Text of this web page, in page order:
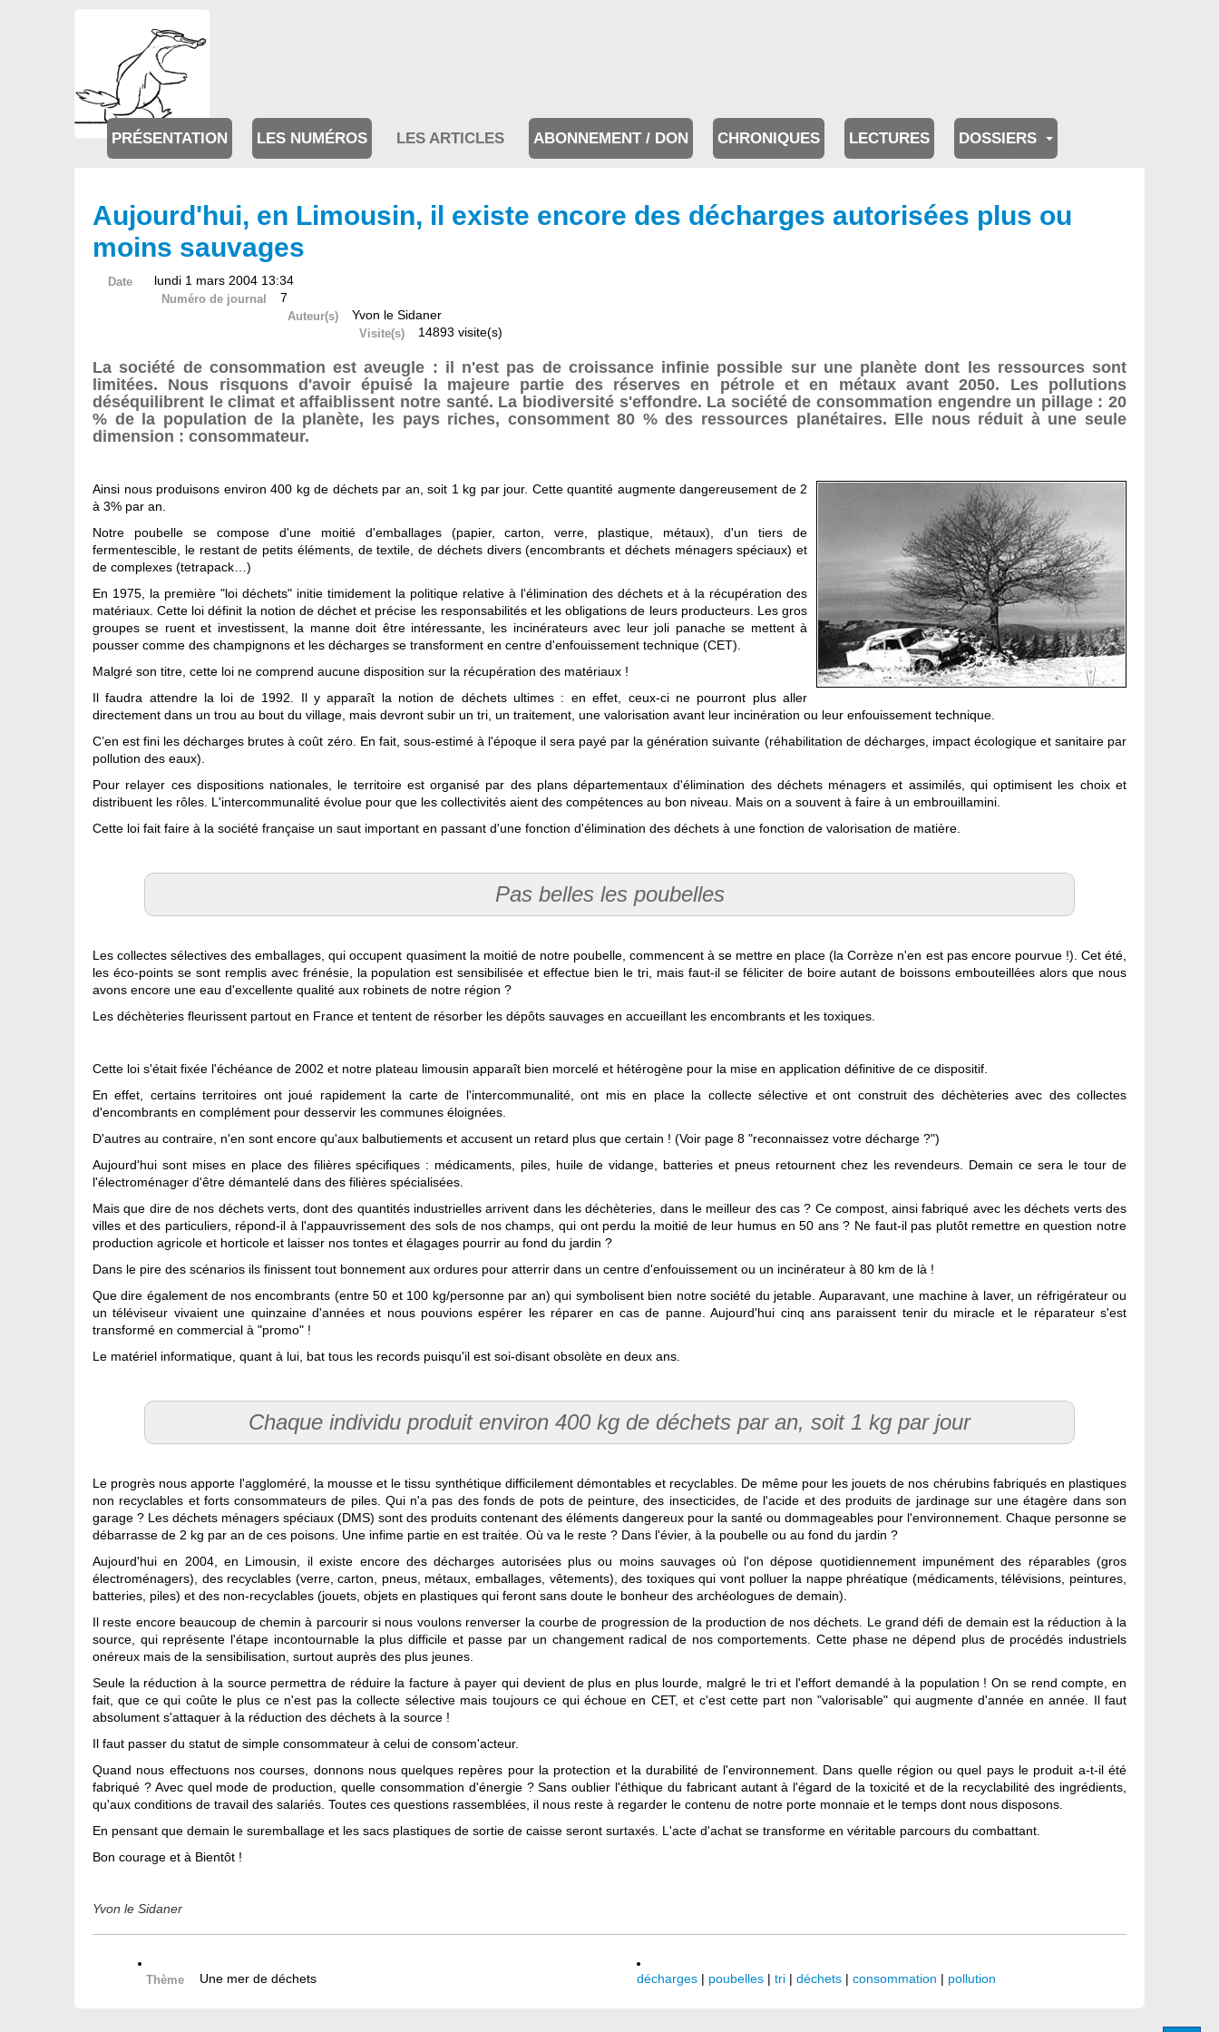
PRÉSENTATION LES NUMÉROS LES ARTICLES ABONNEMENT / DON CHRONIQUES LECTURES DOSSIERS
Aujourd'hui, en Limousin, il existe encore des décharges autorisées plus ou
moins sauvages
Date lundi 1 mars 2004 13:34
Numéro de journal 7
Auteur(s) Yvon le Sidaner
Visite(s) 14893 visite(s)
La société de consommation est aveugle : il n'est pas de croissance infinie possible sur une planète dont les ressources sont
limitées. Nous risquons d'avoir épuisé la majeure partie des réserves en pétrole et en métaux avant 2050. Les pollutions
déséquilibrent le climat et affaiblissent notre santé. La biodiversité s'effondre. La société de consommation engendre un pillage : 20
% de la population de la planète, les pays riches, consomment 80 % des ressources planétaires. Elle nous réduit à une seule
dimension : consommateur.
Ainsi nous produisons environ 400 kg de déchets par an, soit 1 kg par jour. Cette quantité augmente dangereusement de 2
à 3% par an.
Notre poubelle se compose d'une moitié d'emballages (papier, carton, verre, plastique, métaux), d'un tiers de
fermentescible, le restant de petits éléments, de textile, de déchets divers (encombrants et déchets ménagers spéciaux) et
de complexes (tetrapack…)
En 1975, la première "loi déchets" initie timidement la politique relative à l'élimination des déchets et à la récupération des
matériaux. Cette loi définit la notion de déchet et précise les responsabilités et les obligations de leurs producteurs. Les gros
groupes se ruent et investissent, la manne doit être intéressante, les incinérateurs avec leur joli panache se mettent à
pousser comme des champignons et les décharges se transforment en centre d'enfouissement technique (CET).
Malgré son titre, cette loi ne comprend aucune disposition sur la récupération des matériaux !
Il faudra attendre la loi de 1992. Il y apparaît la notion de déchets ultimes : en effet, ceux-ci ne pourront plus aller
directement dans un trou au bout du village, mais devront subir un tri, un traitement, une valorisation avant leur incinération ou leur enfouissement technique.
C’en est fini les décharges brutes à coût zéro. En fait, sous-estimé à l'époque il sera payé par la génération suivante (réhabilitation de décharges, impact écologique et sanitaire par
pollution des eaux).
Pour relayer ces dispositions nationales, le territoire est organisé par des plans départementaux d'élimination des déchets ménagers et assimilés, qui optimisent les choix et
distribuent les rôles. L'intercommunalité évolue pour que les collectivités aient des compétences au bon niveau. Mais on a souvent à faire à un embrouillamini.
Cette loi fait faire à la société française un saut important en passant d'une fonction d'élimination des déchets à une fonction de valorisation de matière.
Pas belles les poubelles
Les collectes sélectives des emballages, qui occupent quasiment la moitié de notre poubelle, commencent à se mettre en place (la Corrèze n'en est pas encore pourvue !). Cet été,
les éco-points se sont remplis avec frénésie, la population est sensibilisée et effectue bien le tri, mais faut-il se féliciter de boire autant de boissons embouteillées alors que nous
avons encore une eau d'excellente qualité aux robinets de notre région ?
Les déchèteries fleurissent partout en France et tentent de résorber les dépôts sauvages en accueillant les encombrants et les toxiques.
Cette loi s'était fixée l'échéance de 2002 et notre plateau limousin apparaît bien morcelé et hétérogène pour la mise en application définitive de ce dispositif.
En effet, certains territoires ont joué rapidement la carte de l'intercommunalité, ont mis en place la collecte sélective et ont construit des déchèteries avec des collectes
d'encombrants en complément pour desservir les communes éloignées.
D'autres au contraire, n'en sont encore qu'aux balbutiements et accusent un retard plus que certain ! (Voir page 8 "reconnaissez votre décharge ?")
Aujourd'hui sont mises en place des filières spécifiques : médicaments, piles, huile de vidange, batteries et pneus retournent chez les revendeurs. Demain ce sera le tour de
l'électroménager d'être démantelé dans des filières spécialisées.
Mais que dire de nos déchets verts, dont des quantités industrielles arrivent dans les déchèteries, dans le meilleur des cas ? Ce compost, ainsi fabriqué avec les déchets verts des
villes et des particuliers, répond-il à l'appauvrissement des sols de nos champs, qui ont perdu la moitié de leur humus en 50 ans ? Ne faut-il pas plutôt remettre en question notre
production agricole et horticole et laisser nos tontes et élagages pourrir au fond du jardin ?
Dans le pire des scénarios ils finissent tout bonnement aux ordures pour atterrir dans un centre d'enfouissement ou un incinérateur à 80 km de là !
Que dire également de nos encombrants (entre 50 et 100 kg/personne par an) qui symbolisent bien notre société du jetable. Auparavant, une machine à laver, un réfrigérateur ou
un téléviseur vivaient une quinzaine d'années et nous pouvions espérer les réparer en cas de panne. Aujourd'hui cinq ans paraissent tenir du miracle et le réparateur s'est
transformé en commercial à "promo" !
Le matériel informatique, quant à lui, bat tous les records puisqu'il est soi-disant obsolète en deux ans.
Chaque individu produit environ 400 kg de déchets par an, soit 1 kg par jour
Le progrès nous apporte l'aggloméré, la mousse et le tissu synthétique difficilement démontables et recyclables. De même pour les jouets de nos chérubins fabriqués en plastiques
non recyclables et forts consommateurs de piles. Qui n'a pas des fonds de pots de peinture, des insecticides, de l'acide et des produits de jardinage sur une étagère dans son
garage ? Les déchets ménagers spéciaux (DMS) sont des produits contenant des éléments dangereux pour la santé ou dommageables pour l'environnement. Chaque personne se
débarrasse de 2 kg par an de ces poisons. Une infime partie en est traitée. Où va le reste ? Dans l'évier, à la poubelle ou au fond du jardin ?
Aujourd'hui en 2004, en Limousin, il existe encore des décharges autorisées plus ou moins sauvages où l'on dépose quotidiennement impunément des réparables (gros
électroménagers), des recyclables (verre, carton, pneus, métaux, emballages, vêtements), des toxiques qui vont polluer la nappe phréatique (médicaments, télévisions, peintures,
batteries, piles) et des non-recyclables (jouets, objets en plastiques qui feront sans doute le bonheur des archéologues de demain).
Il reste encore beaucoup de chemin à parcourir si nous voulons renverser la courbe de progression de la production de nos déchets. Le grand défi de demain est la réduction à la
source, qui représente l'étape incontournable la plus difficile et passe par un changement radical de nos comportements. Cette phase ne dépend plus de procédés industriels
onéreux mais de la sensibilisation, surtout auprès des plus jeunes.
Seule la réduction à la source permettra de réduire la facture à payer qui devient de plus en plus lourde, malgré le tri et l'effort demandé à la population ! On se rend compte, en
fait, que ce qui coûte le plus ce n'est pas la collecte sélective mais toujours ce qui échoue en CET, et c'est cette part non "valorisable" qui augmente d'année en année. Il faut
absolument s'attaquer à la réduction des déchets à la source !
Il faut passer du statut de simple consommateur à celui de consom'acteur.
Quand nous effectuons nos courses, donnons nous quelques repères pour la protection et la durabilité de l'environnement. Dans quelle région ou quel pays le produit a-t-il été
fabriqué ? Avec quel mode de production, quelle consommation d'énergie ? Sans oublier l'éthique du fabricant autant à l'égard de la toxicité et de la recyclabilité des ingrédients,
qu'aux conditions de travail des salariés. Toutes ces questions rassemblées, il nous reste à regarder le contenu de notre porte monnaie et le temps dont nous disposons.
En pensant que demain le suremballage et les sacs plastiques de sortie de caisse seront surtaxés. L'acte d'achat se transforme en véritable parcours du combattant.
Bon courage et à Bientôt !
Yvon le Sidaner
Thème Une mer de déchets décharges | poubelles | tri | déchets | consommation | pollution